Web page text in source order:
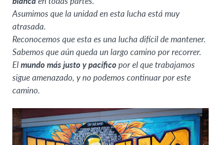
Asumimos que la unidad en esta lucha está muy
atrasada.
Reconocemos que esta es una lucha difícil de mantener.
Sabemos que aún queda un largo camino por recorrer.
Elmundo más justo y pacíficopor el que trabajamos
sigue amenazado, y no podemos continuar por este
camino.